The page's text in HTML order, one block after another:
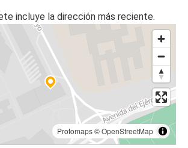
incluye la dirección más reciente.
Protomaps©OpenStreetMap